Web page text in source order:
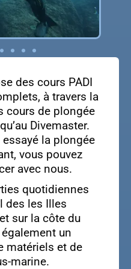
des cours PADI
à travers la
cours de plongée
Divemaster.
essayé la plongée
vous pouvez
avec nous.
quotidiennes
des les Illes
sur la côte du
un
matériels et de
marine.